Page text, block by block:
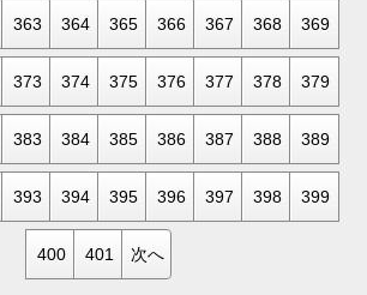
363 364 365 366 367 368 369
373 374 375 376 377 378 379
383 384 385 386 387 388 389
393 394 395 396 397 398 399
400 401 次へ